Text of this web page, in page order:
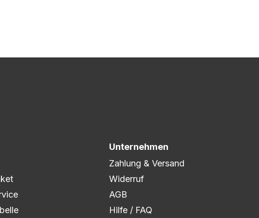
flexibel auf eure Wünsche
es zum Druck freigegeben und die
Unternehmen
Zahlung & Versand
Widerruf
AGB
Hilfe / FAQ